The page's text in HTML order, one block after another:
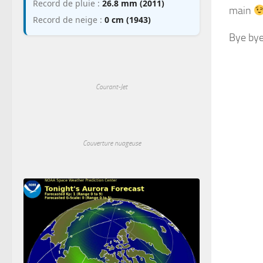
main
Bye
Record de pluie : 26.8 mm (2011)
Record de neige : 0 cm (1943)
Courant-Jet
Couverture nuageuse